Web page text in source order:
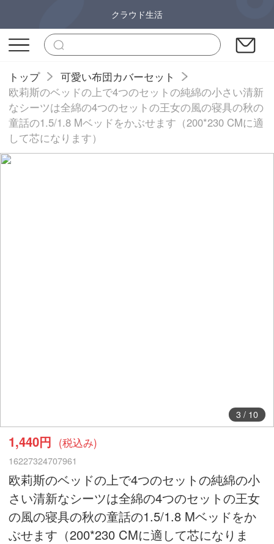
クラウド生活
トップ
可愛い布団カバーセット
欧莉斯のベッドの上で4つのセットの純綿の小さい清新
なシーツは全綿の4つのセットの王女の風の寝具の秋の
童話の1.5/1.8 Mベッドをかぶせます（200*230 CMに適
して芯になります）
3/ 10
1,440円 (税込み)
16227324707961
欧莉斯のベッドの上で4つのセットの純綿の小
さい清新なシーツは全綿の4つのセットの王女
の風の寝具の秋の童話の1.5/1.8 Mベッドをか
ぶせます（200*230 CMに適して芯になりま